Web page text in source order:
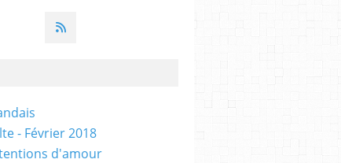
- Février 2018
d'amour